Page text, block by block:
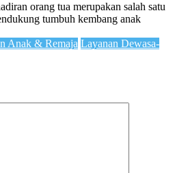
orang tua merupakan salah satu
tumbuh kembang anak
Anak & Remaja Layanan Dewasa-